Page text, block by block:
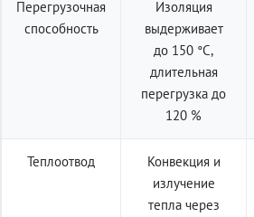
Перегрузочная
способность
Изоляция
выдерживает
до 150 °C,
длительная
перегрузка до
120 %
Теплоотвод
Конвекция и
излучение
тепла через